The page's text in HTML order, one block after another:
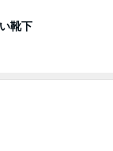
靴下